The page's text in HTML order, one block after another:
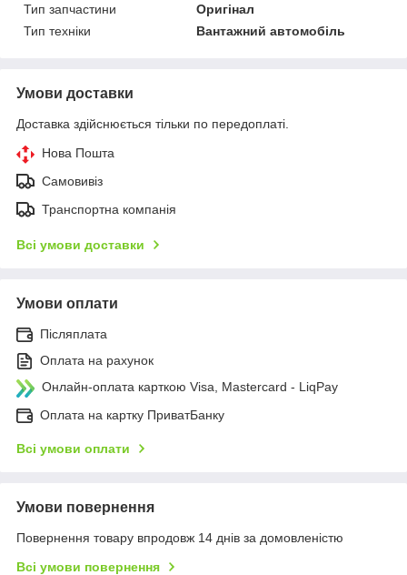
Тип запчастини
Оригінал
Тип техніки
Вантажний автомобіль
Умови доставки
Доставка здійснюється тільки по передоплаті.
Нова Пошта
Самовивіз
Транспортна компанія
Всі умови доставки
Умови оплати
Післяплата
Оплата на рахунок
Онлайн-оплата карткою Visa, Mastercard - LiqPay
Оплата на картку ПриватБанку
Всі умови оплати
Умови повернення
Повернення товару впродовж 14 днів за домовленістю
Всі умови повернення